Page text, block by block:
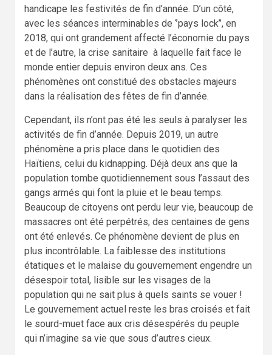
handicape les festivités de fin d’année. D’un côté,
avec les séances interminables de ‘’pays lock’’, en
2018, qui ont grandement affecté l’économie du pays
et de l’autre, la crise sanitaire à laquelle fait face le
monde entier depuis environ deux ans. Ces
phénomènes ont constitué des obstacles majeurs
dans la réalisation des fêtes de fin d’année.
Cependant, ils n’ont pas été les seuls à paralyser les
activités de fin d’année. Depuis 2019, un autre
phénomène a pris place dans le quotidien des
Haïtiens, celui du kidnapping. Déjà deux ans que la
population tombe quotidiennement sous l’assaut des
gangs armés qui font la pluie et le beau temps.
Beaucoup de citoyens ont perdu leur vie, beaucoup de
massacres ont été perpétrés; des centaines de gens
ont été enlevés. Ce phénomène devient de plus en
plus incontrôlable. La faiblesse des institutions
étatiques et le malaise du gouvernement engendre un
désespoir total, lisible sur les visages de la
population qui ne sait plus à quels saints se vouer !
Le gouvernement actuel reste les bras croisés et fait
le sourd-muet face aux cris désespérés du peuple
qui n’imagine sa vie que sous d’autres cieux.